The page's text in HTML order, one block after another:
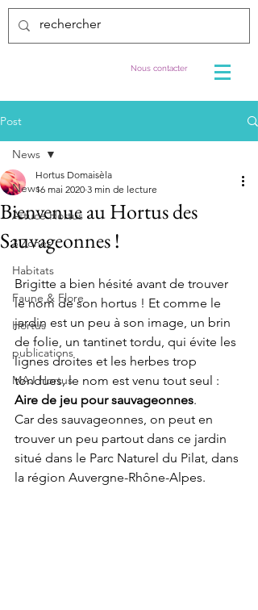
Nous contacter
Post
News
Astuce Hortus
3 Zones
Habitats
Faune & Flore
Hortus
publications
MAJ Hortus
News
Bienvenue au Hortus des
Sauvageonnes !
Hortus Domaisèla
16 mai 2020 3 min de lecture
Brigitte a bien hésité avant de trouver
le nom de son hortus ! Et comme le
jardin est un peu à son image, un brin
de folie, un tantinet tordu, qui évite les
lignes droites et les herbes trop
tondues, le nom est venu tout seul :
Aire de jeu pour sauvageonnes.
Car des sauvageonnes, on peut en
trouver un peu partout dans ce jardin
situé dans le Parc Naturel du Pilat, dans
la région Auvergne-Rhône-Alpes.